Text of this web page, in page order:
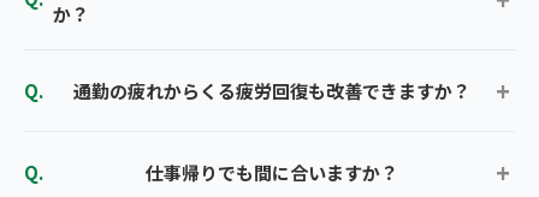
か？
通勤の疲れからくる疲労回復も改善できますか？
仕事帰りでも間に合いますか？